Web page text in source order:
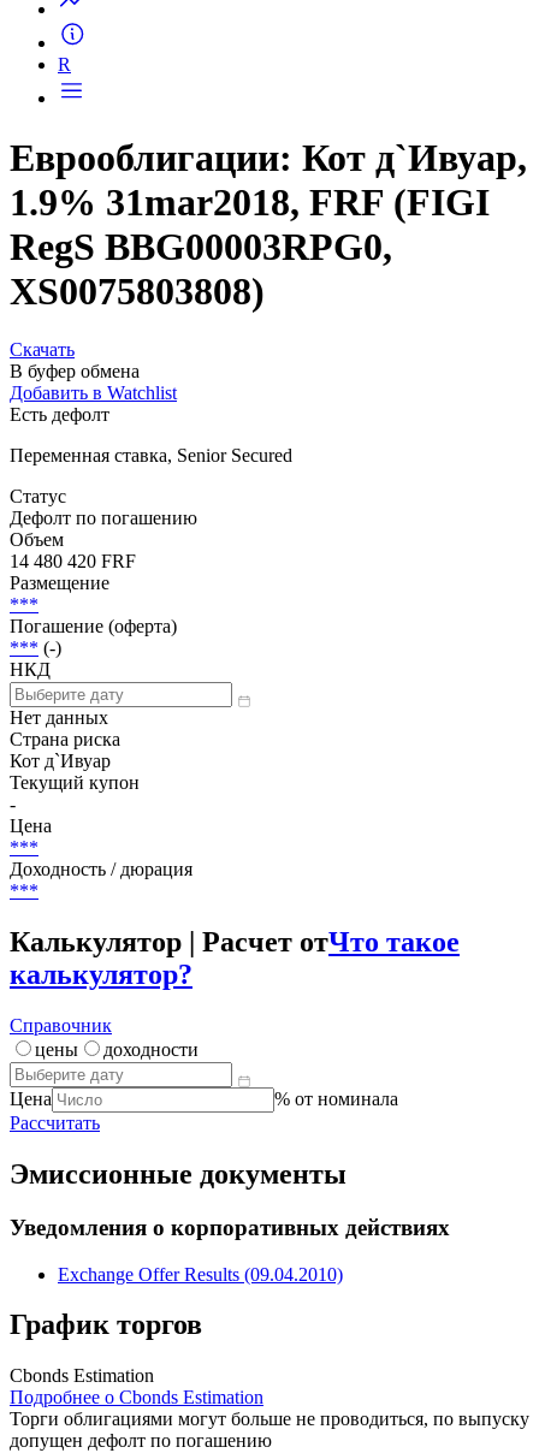
R
Еврооблигации: Кот д`Ивуар,
1.9% 31mar2018, FRF (FIGI
RegS BBG00003RPG0,
XS0075803808)
Скачать
В буфер обмена
Добавить в Watchlist
Есть дефолт
Переменная ставка, Senior Secured
Статус
Дефолт по погашению
Объем
14 480 420 FRF
Размещение
***
Погашение (оферта)
*** (-)
НКД
Нет данных
Страна риска
Кот д`Ивуар
Текущий купон
-
Цена
***
Доходность / дюрация
***
Калькулятор | Расчет отЧто такое
калькулятор?
Справочник
цены
доходности
Цена
% от номинала
Рассчитать
Эмиссионные документы
Уведомления о корпоративных действиях
Exchange Offer Results (09.04.2010)
График торгов
Cbonds Estimation
Подробнее о Cbonds Estimation
Торги облигациями могут больше не проводиться, по выпуску
допущен дефолт по погашению